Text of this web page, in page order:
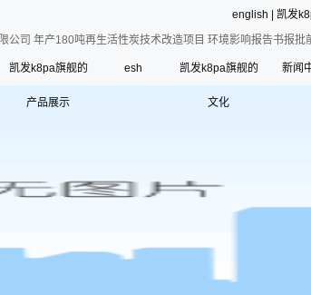
english 凯发
公司 年产180吨再生活性炭技术改造项目 环境影响报告书报批
凯发k8pa旗舰的
产品展示
esh
esh
凯发k8pa旗舰的
文化
标识
新闻